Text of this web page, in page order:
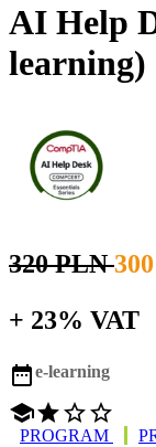
AI Help
learning)
320 PLN
+ 23% VAT
e-learning

PROGRAM